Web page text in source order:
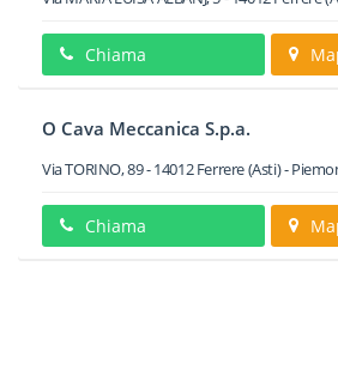
Chiama
O Cava Meccanica S.p.a.
Via TORINO, 89-14012 Ferrere(Asti) -
Chiama